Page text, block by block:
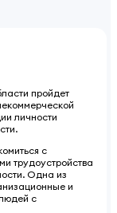
пройдет
личности
с
трудоустройства
Одна из
и
с